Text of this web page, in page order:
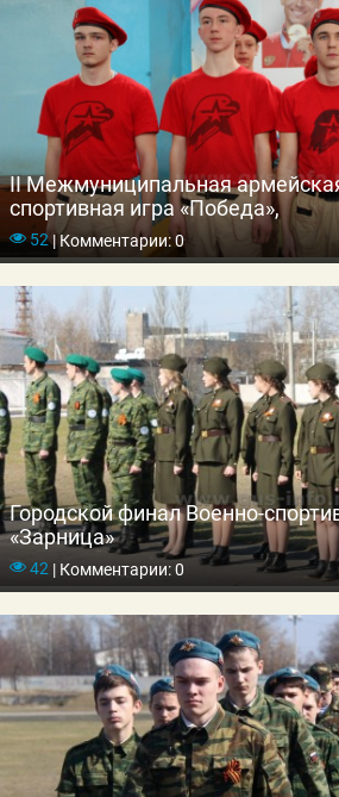
II Межмуниципальная
спортивная игра «Победа»,
52|Комментарии: 0
Городской финал Военно-
«Зарница»
42 |Комментарии: 0